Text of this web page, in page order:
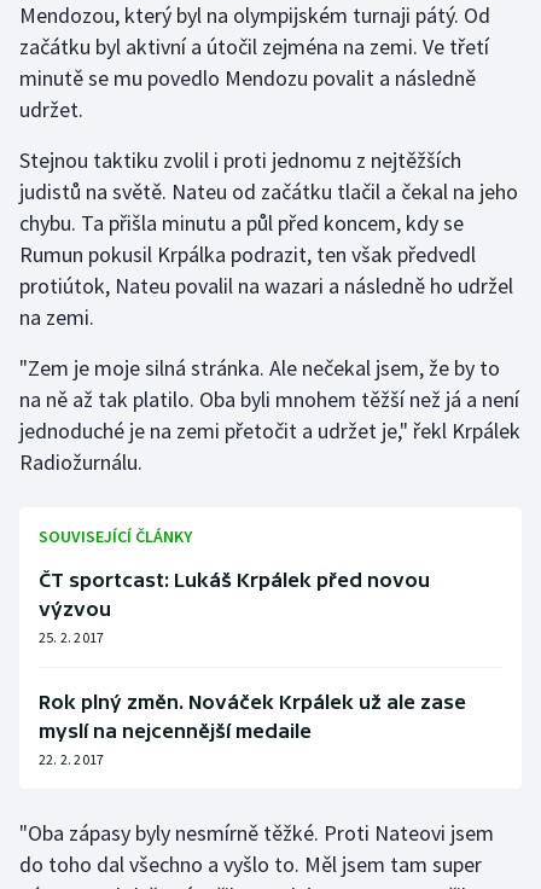
Judo
Krasobruslení
Lezení
Lyže a snowboard
Moderní pětiboj
Motorsport
Olympijské hry
Parasport
Ragby
Rychlostní kanoistika
Sportovní střelba
Mendozou, který byl na olympijském turnaji pátý. Od
začátku byl aktivní a útočil zejména na zemi. Ve třetí
minutě se mu povedlo Mendozu povalit a následně
udržet.
Stejnou taktiku zvolil i proti jednomu z nejtěžších
judistů na světě. Nateu od začátku tlačil a čekal na jeho
chybu. Ta přišla minutu a půl před koncem, kdy se
Rumun pokusil Krpálka podrazit, ten však předvedl
protiútok, Nateu povalil na wazari a následně ho udržel
na zemi.
"Zem je moje silná stránka. Ale nečekal jsem, že by to
na ně až tak platilo. Oba byli mnohem těžší než já a není
jednoduché je na zemi přetočit a udržet je," řekl Krpálek
Radiožurnálu.
SOUVISEJÍCÍ ČLÁNKY
ČT sportcast: Lukáš Krpálek před novou
výzvou
25. 2. 2017
Rok plný změn. Nováček Krpálek už ale zase
myslí na nejcennější medaile
22. 2. 2017
"Oba zápasy byly nesmírně těžké. Proti Nateovi jsem
do toho dal všechno a vyšlo to. Měl jsem tam super